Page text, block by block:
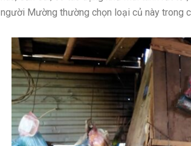
người Mường thường chọn loại củ này trong